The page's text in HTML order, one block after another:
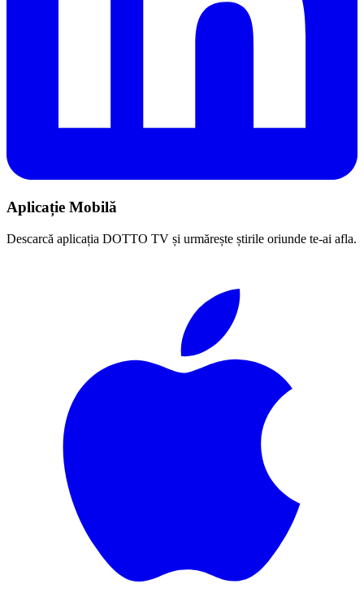
Aplicație Mobilă
Descarcă aplicația DOTTO TV și urmărește știrile oriunde te-ai afla.